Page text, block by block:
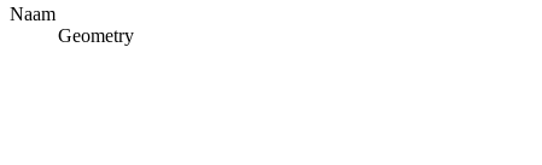
Naam
Geometry